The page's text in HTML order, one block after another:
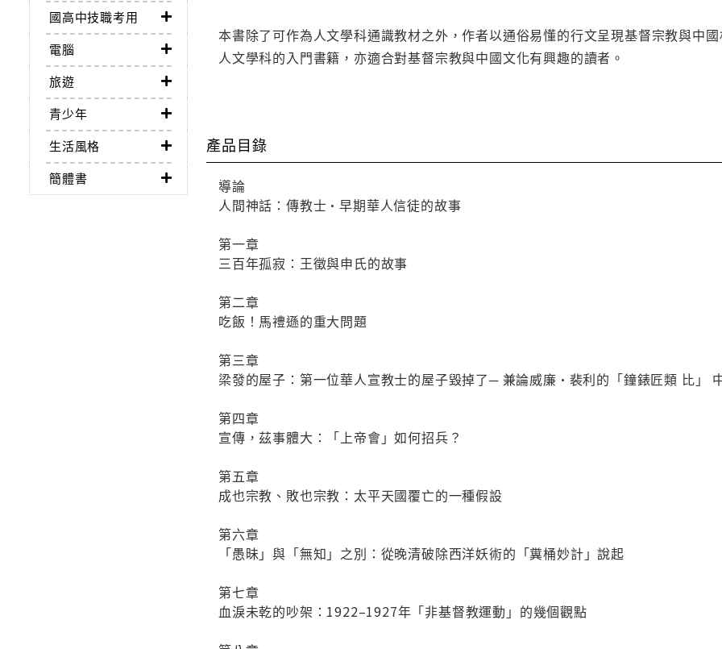
國高中技職考用
電腦
旅遊
青少年
生活風格
簡體書
本書除了可作為人文學科通識教材之外，作者以通俗易懂的行文呈現基督宗教與中
人文學科的入門書籍，亦適合對基督宗教與中國文化有興趣的讀者。
產品目錄
導論
人間神話：傳教士•早期華人信徒的故事
第一章
三百年孤寂：王徵與申氏的故事
第二章
吃飯！馬禮遜的重大問題
第三章
梁發的屋子：第一位華人宣教士的屋子毀掉了─ 兼論威廉•裴利的「鐘錶匠類 比」
第四章
宣傳，茲事體大：「上帝會」如何招兵？
第五章
成也宗教、敗也宗教：太平天國覆亡的一種假設
第六章
「愚昧」與「無知」之別：從晚清破除西洋妖術的「糞桶妙計」說起
第七章
血淚未乾的吵架：1922–1927年「非基督教運動」的幾個觀點